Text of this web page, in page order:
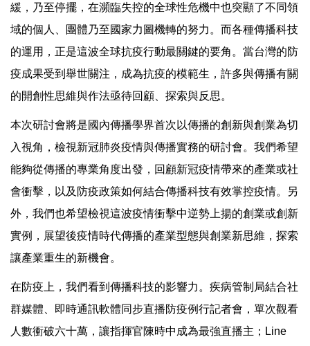
緩，乃至停擺，在瀕臨失控的全球性危機中也突顯了不同領
域的個人、團體乃至國家力圖機轉的努力。而各種傳播科技
的運用，正是這波全球抗疫行動最關鍵的要角。當台灣的防
疫成果受到舉世關注，成為抗疫的模範生，許多與傳播有關
的開創性思維與作法亟待回顧、探索與反思。
本次研討會將是國內傳播學界首次以傳播的創新與創業為切
入視角，檢視新冠肺炎疫情與傳播實務的研討會。我們希望
能夠從傳播的專業角度出發，回顧新冠疫情帶來的產業或社
會衝擊，以及防疫政策如何結合傳播科技有效掌控疫情。另
外，我們也希望檢視這波疫情衝擊中逆勢上揚的創業或創新
實例，展望後疫情時代傳播的產業型態與創業新思維，探索
讓產業重生的新機會。
在防疫上，我們看到傳播科技的影響力。疾病管制局結合社
群媒體、即時通訊軟體同步直播防疫例行記者會，單次觀看
人數衝破六十萬，讓指揮官陳時中成為最強直播主；Line